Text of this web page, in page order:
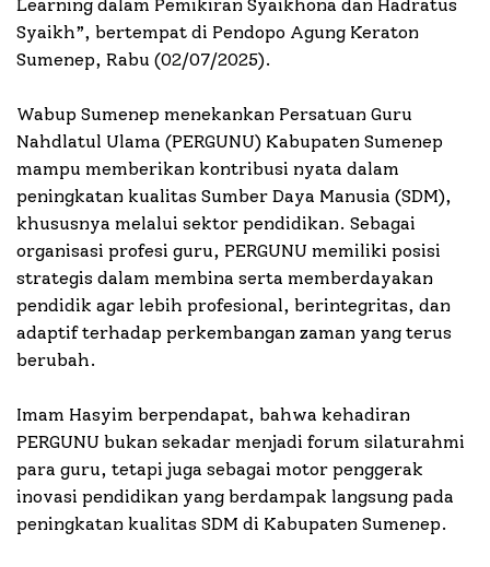
Learning dalam Pemikiran Syaikhona dan Hadratus
Syaikh”, bertempat di Pendopo Agung Keraton
Sumenep, Rabu (02/07/2025).
Wabup Sumenep menekankan Persatuan Guru
Nahdlatul Ulama (PERGUNU) Kabupaten Sumenep
mampu memberikan kontribusi nyata dalam
peningkatan kualitas Sumber Daya Manusia (SDM),
khususnya melalui sektor pendidikan. Sebagai
organisasi profesi guru, PERGUNU memiliki posisi
strategis dalam membina serta memberdayakan
pendidik agar lebih profesional, berintegritas, dan
adaptif terhadap perkembangan zaman yang terus
berubah.
Imam Hasyim berpendapat, bahwa kehadiran
PERGUNU bukan sekadar menjadi forum silaturahmi
para guru, tetapi juga sebagai motor penggerak
inovasi pendidikan yang berdampak langsung pada
peningkatan kualitas SDM di Kabupaten Sumenep.